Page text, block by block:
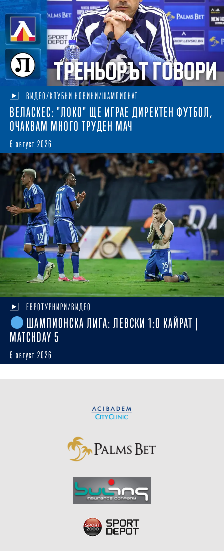
ВИДЕО/КЛУБНИ НОВИНИ/ШАМПИОНАТ
ВЕЛАСКЕС: "ЛОКО" ЩЕ ИГРАЕ ДИРЕКТЕН ФУТБОЛ,
ОЧАКВАМ МНОГО ТРУДЕН МАЧ
6 август 2026
ЕВРОТУРНИРИ/ВИДЕО
ШАМПИОНСКА ЛИГА: ЛЕВСКИ 1:0 КАЙРАТ |
MATCHDAY 5
6 август 2026